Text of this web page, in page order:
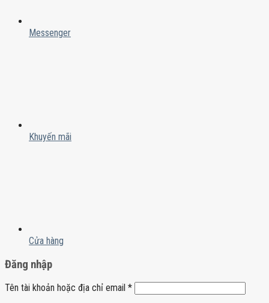
Messenger
Khuyến mãi
Cửa hàng
Đăng nhập
Tên tài khoản hoặc địa chỉ email *